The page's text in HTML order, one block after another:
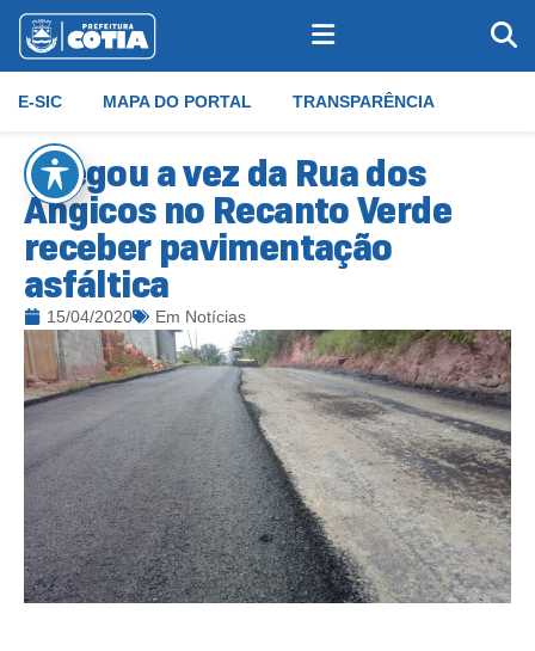
E-SIC MAPA DO PORTAL TRANSPARÊNCIA
Chegou a vez da Rua dos
Angicos no Recanto Verde
receber pavimentação
asfáltica
15/04/2020 Em Notícias